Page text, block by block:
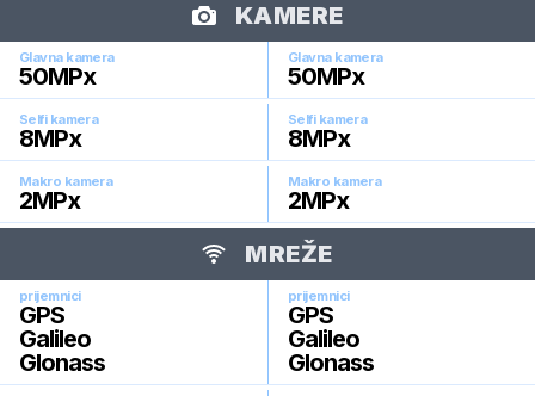
KAMERE
Glavna kamera
50MPx
Glavna kamera
50MPx
Selfi kamera
8MPx
Selfi kamera
8MPx
Makro kamera
2MPx
Makro kamera
2MPx
MREŽE
prijemnici
GPS
Galileo
Glonass
prijemnici
GPS
Galileo
Glonass